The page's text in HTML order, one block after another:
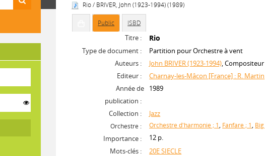
Rio / BRIVER, John (1923-1994) (1989)
Public ISBD
Titre : Rio
Type de document :
Partition pour Orchestre à vent
Auteurs :
John BRIVER (1923-1994), Compositeur
Editeur :
Charnay-les-Mâcon [France] : R. Martin
Année de
publication :
1989
Collection : Jazz
Orchestre : Orchestre d'harmonie ; 1, Fanfare ; 1,
Importance :
12 p.
Mots-clés :
20E SIECLE